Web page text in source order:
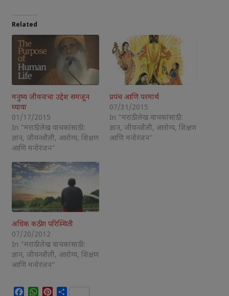
Related
मनुष्य जीवनाचा उद्देश समजून
घ्यावा
01/17/2015
In "मराठी लेख वाचकांसाठी :
ज्ञान, जीवनशैली, आरोग्य, शिक्षण
आणि मनोरंजन"
प्रपंच आणि परमार्थ
07/31/2015
In "मराठी लेख वाचकांसाठी :
ज्ञान, जीवनशैली, आरोग्य, शिक्षण
आणि मनोरंजन"
अधिक कठीण परिस्थिती
07/20/2012
In "मराठी लेख वाचकांसाठी :
ज्ञान, जीवनशैली, आरोग्य, शिक्षण
आणि मनोरंजन"
Facebook
WhatsApp
Pinterest
Share